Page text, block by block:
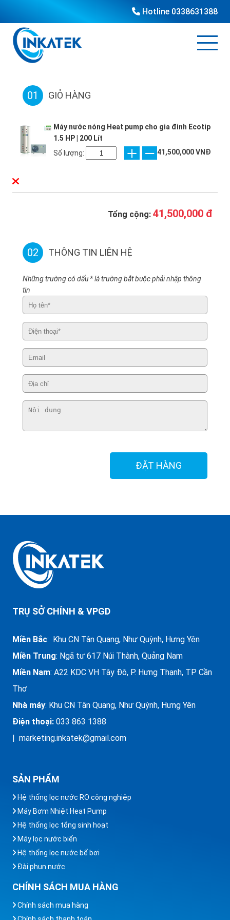
Hotline 0338631388
01 GIỎ HÀNG
Máy nước nóng Heat pump cho gia đình Ecotip
1.5 HP | 200 Lít
41,500,000 VNĐ
Số lượng:
Tổng cộng: 41,500,000 đ
02 THÔNG TIN LIÊN HỆ
Những trường có dấu * là trường bắt buộc phải nhập thông
tin
ĐẶT HÀNG
TRỤ SỞ CHÍNH & VPGD
Miền Bắc: Khu CN Tân Quang, Như Quỳnh, Hưng Yên
Miền Trung: Ngã tư 617 Núi Thành, Quảng Nam
Miền Nam: A22 KDC VH Tây Đô, P. Hưng Thạnh, TP Cần
Thơ
Nhà máy: Khu CN Tân Quang, Như Quỳnh, Hưng Yên
Điện thoại: 033 863 1388
| marketing.inkatek@gmail.com
SẢN PHẨM
Hệ thống lọc nước RO công nghiệp
Máy Bơm Nhiệt Heat Pump
Hệ thống lọc tổng sinh hoạt
Máy lọc nước biển
Hệ thống lọc nước bể bơi
Đài phun nước
CHÍNH SÁCH MUA HÀNG
Chính sách mua hàng